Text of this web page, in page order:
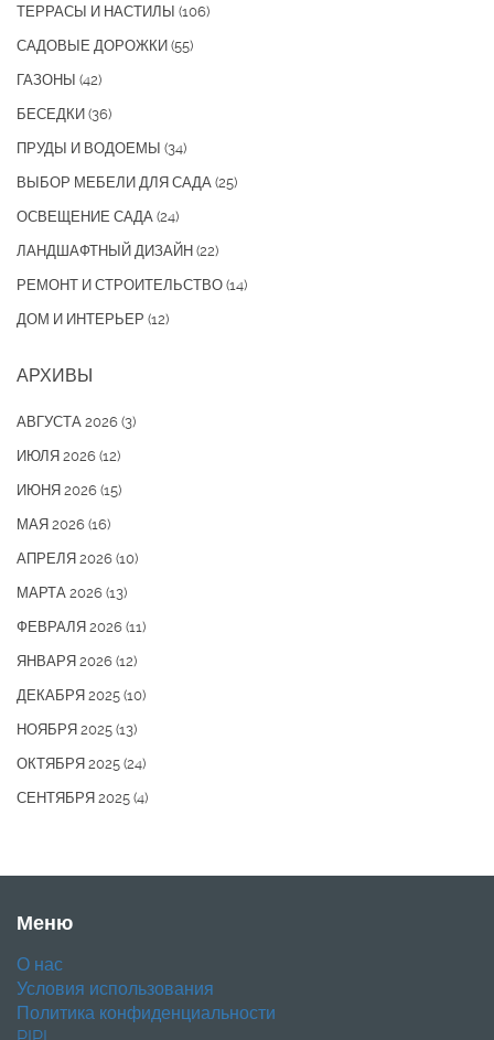
ТЕРРАСЫ И НАСТИЛЫ (106)
САДОВЫЕ ДОРОЖКИ (55)
ГАЗОНЫ (42)
БЕСЕДКИ (36)
ПРУДЫ И ВОДОЕМЫ (34)
ВЫБОР МЕБЕЛИ ДЛЯ САДА (25)
ОСВЕЩЕНИЕ САДА (24)
ЛАНДШАФТНЫЙ ДИЗАЙН (22)
РЕМОНТ И СТРОИТЕЛЬСТВО (14)
ДОМ И ИНТЕРЬЕР (12)
АРХИВЫ
АВГУСТА 2026 (3)
ИЮЛЯ 2026 (12)
ИЮНЯ 2026 (15)
МАЯ 2026 (16)
АПРЕЛЯ 2026 (10)
МАРТА 2026 (13)
ФЕВРАЛЯ 2026 (11)
ЯНВАРЯ 2026 (12)
ДЕКАБРЯ 2025 (10)
НОЯБРЯ 2025 (13)
ОКТЯБРЯ 2025 (24)
СЕНТЯБРЯ 2025 (4)
Меню
О нас
Условия использования
Политика конфиденциальности